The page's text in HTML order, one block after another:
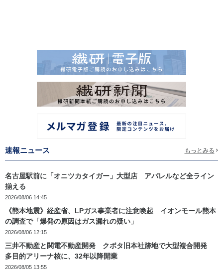
速報ニュース もっとみる
名古屋駅前に「オニツカタイガー」大型店 アパレルなど全ライン
揃える
2026/08/06 14:45
《熊本地震》経産省、LPガス事業者に注意喚起 イオンモール熊本
の調査で「爆発の原因はガス漏れの疑い」
2026/08/06 12:15
三井不動産と関電不動産開発 クボタ旧本社跡地で大型複合開発
多目的アリーナ核に、32年以降開業
2026/08/05 13:55